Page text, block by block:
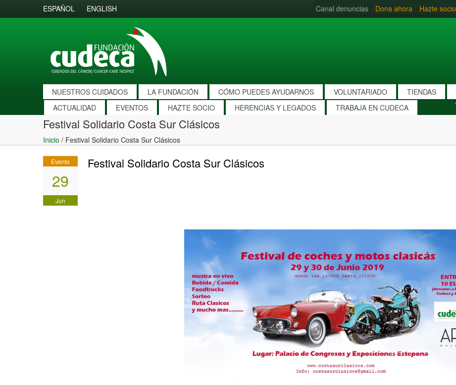
ESPAÑOL ENGLISH Canal denuncias Dona ahora Hazte socio
NUESTROS CUIDADOS LA FUNDACIÓN CÓMO PUEDES AYUDARNOS VOLUNTARIADO TIENDAS
ACTUALIDAD
EVENTOS HAZTE SOCIO HERENCIAS Y LEGADOS TRABAJA EN CUDECA
Festival Solidario Costa Sur Clásicos
Inicio / Festival Solidario Costa Sur Clásicos
Evento
29
Jun
Festival Solidario Costa Sur Clásicos